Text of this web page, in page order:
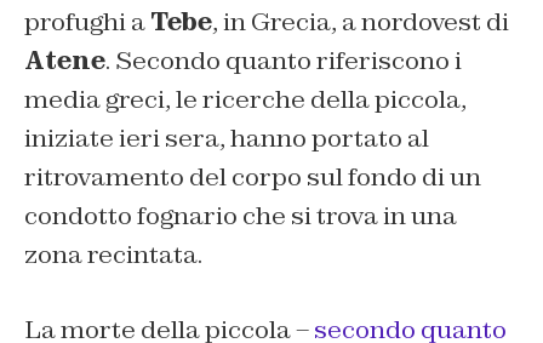
profughi aTebe, in Grecia, a nordovest di
Atene. Secondo quanto riferiscono i
media greci, le ricerche della piccola,
iniziate ieri sera, hanno portato al
ritrovamento del corpo sul fondo di un
condotto fognario che si trova in una
zona recintata.
La morte della piccola –secondo quanto